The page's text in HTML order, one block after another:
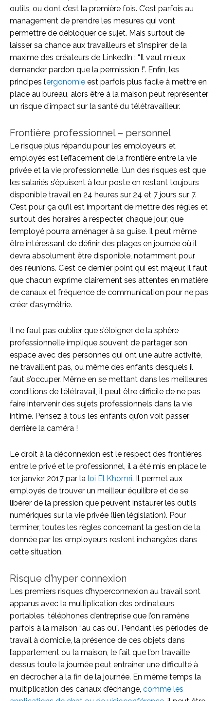
outils, ou dont c’est la première fois. C’est parfois au
management de prendre les mesures qui vont
permettre de débloquer ce sujet. Mais surtout de
laisser sa chance aux travailleurs et s’inspirer de la
maxime des créateurs de LinkedIn : “Il vaut mieux
demander pardon que la permission !”. Enfin, les
principes l’ergonomie est parfois plus facile à mettre en
place au bureau, alors être à la maison peut représenter
un risque d’impact sur la santé du télétravailleur.
Frontière professionnel – personnel
Le risque plus répandu pour les employeurs et
employés est l’effacement de la frontière entre la vie
privée et la vie professionnelle. L’un des risques est que
les salariés s’épuisent à leur poste en restant toujours
disponible travail en 24 heures sur 24 et 7 jours sur 7.
C’est pour ça qu’il est important de mettre des règles et
surtout des horaires à respecter, chaque jour, que
l’employé pourra aménager à sa guise. Il peut même
être intéressant de définir des plages en journée où il
devra absolument être disponible, notamment pour
des réunions. C’est ce dernier point qui est majeur, il faut
que chacun exprime clairement ses attentes en matière
de canaux et fréquence de communication pour ne pas
créer d’asymétrie.
Il ne faut pas oublier que s’éloigner de la sphère
professionnelle implique souvent de partager son
espace avec des personnes qui ont une autre activité,
ne travaillent pas, ou même des enfants desquels il
faut s’occuper. Même en se mettant dans les meilleures
conditions de télétravail, il peut être difficile de ne pas
faire intervenir des sujets professionnels dans la vie
intime. Pensez à tous les enfants qu’on voit passer
derrière la caméra !
Le droit à la déconnexion est le respect des frontières
entre le privé et le professionnel, il a été mis en place le
1er janvier 2017 par la loi El Khomri. Il permet aux
employés de trouver un meilleur équilibre et de se
libérer de la pression que peuvent instaurer les outils
numériques sur la vie privée (lien législation). Pour
terminer, toutes les règles concernant la gestion de la
donnée par les employeurs restent inchangées dans
cette situation.
Risque d’hyper connexion
Les premiers risques d’hyperconnexion au travail sont
apparus avec la multiplication des ordinateurs
portables, téléphones d’entreprise que l’on ramène
parfois à la maison “au cas ou”. Pendant les périodes de
travail à domicile, la présence de ces objets dans
l’appartement ou la maison, le fait que l’on travaille
dessus toute la journée peut entraîner une difficulté à
en décrocher à la fin de la journée. En même temps la
multiplication des canaux d’échange, comme les